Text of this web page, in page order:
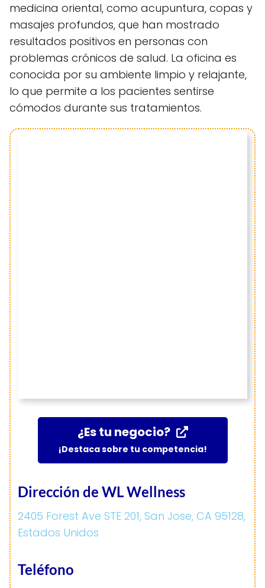
medicina oriental, como acupuntura, copas y
masajes profundos, que han mostrado
resultados positivos en personas con
problemas crónicos de salud. La oficina es
conocida por su ambiente limpio y relajante,
lo que permite a los pacientes sentirse
cómodos durante sus tratamientos.
¿Es tu negocio?
¡Destaca sobre tu competencia!
Dirección de WL Wellness
2405 Forest Ave STE 201, San Jose, CA 95128,
Estados Unidos
Teléfono